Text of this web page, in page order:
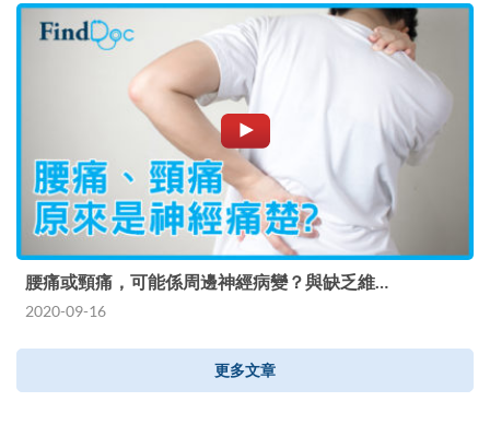
腰痛或頸痛，可能係周邊神經病變？與缺乏維…
2020-09-16
更多文章